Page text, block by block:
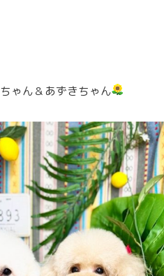
ゃん＆あずきちゃん